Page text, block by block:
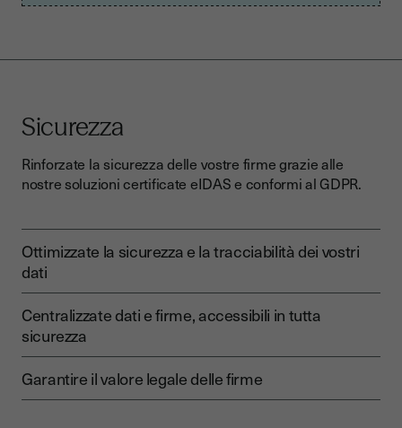
Sicurezza
Rinforzate la sicurezza delle vostre firme grazie alle
nostre soluzioni certificate eIDAS e conformi al GDPR.
Ottimizzate la sicurezza e la tracciabilità dei vostri
dati
Centralizzate dati e firme, accessibili in tutta
sicurezza
Garantire il valore legale delle firme